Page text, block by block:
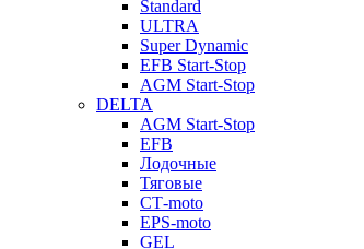
Standard
ULTRA
Super Dynamic
EFB Start-Stop
AGM Start-Stop
DELTA
AGM Start-Stop
EFB
Лодочные
Тяговые
СТ-moto
EPS-moto
GEL